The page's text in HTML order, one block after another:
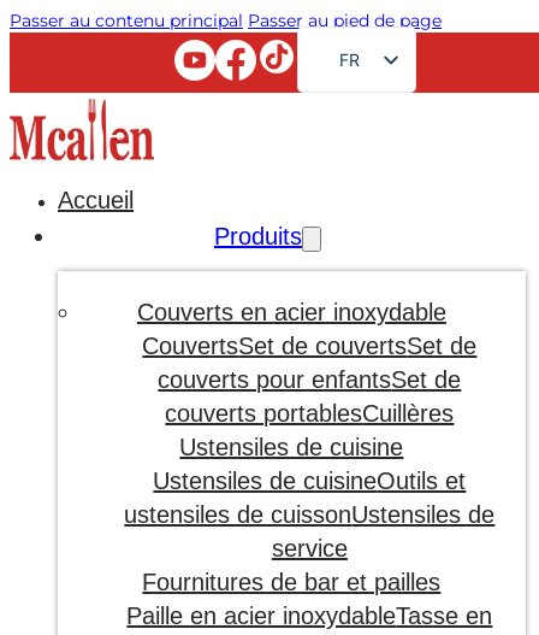
Passer au contenu principal Passer au pied de page
FR
EN
PT
KO
Accueil
Produits
Couverts en acier inoxydable
CouvertsSet de couvertsSet de
couverts pour enfantsSet de
couverts portablesCuillères
Ustensiles de cuisine
Ustensiles de cuisineOutils et
ustensiles de cuissonUstensiles de
service
Fournitures de bar et pailles
Paille en acier inoxydableTasse en